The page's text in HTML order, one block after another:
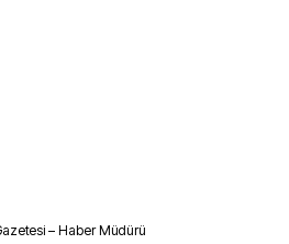
– Haber Müdürü